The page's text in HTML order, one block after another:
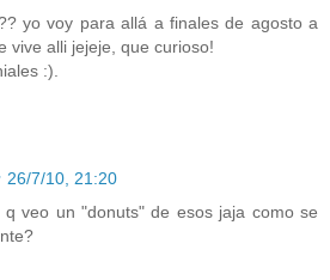
yo voy para allá a finales de agosto a
vive alli jejeje, que curioso!
:).
26/7/10, 21:20
veo un "donuts" de esos jaja como se